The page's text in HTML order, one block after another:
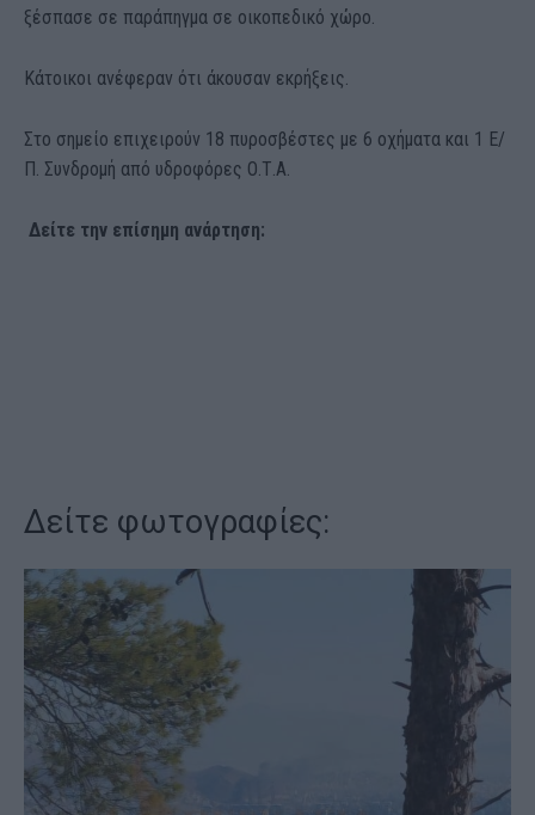
ξέσπασε σε παράπηγμα σε οικοπεδικό χώρο.
Κάτοικοι ανέφεραν ότι άκουσαν εκρήξεις.
Στο σημείο επιχειρούν 18 πυροσβέστες με 6 οχήματα και 1 Ε/
Π. Συνδρομή από υδροφόρες Ο.Τ.Α.
Δείτε την επίσημη ανάρτηση:
Δείτε φωτογραφίες: